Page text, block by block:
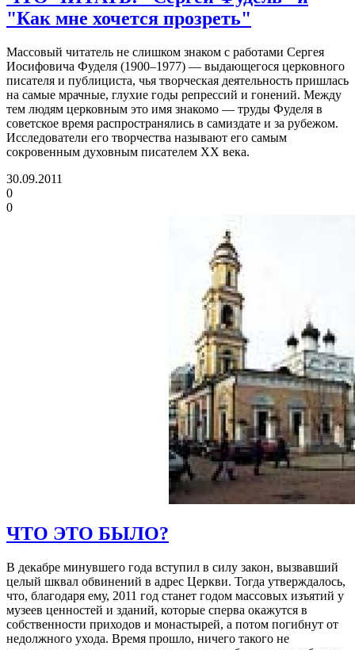
"Как мне хочется прозреть"
Массовый читатель не слишком знаком с работами Сергея
Иосифовича Фуделя (1900–1977) — выдающегося церковного
писателя и публициста, чья творческая деятельность пришлась
на самые мрачные, глухие годы репрессий и гонений. Между
тем людям церковным это имя знакомо — труды Фуделя в
советское время распространялись в самиздате и за рубежом.
Исследователи его творчества называют его самым
сокровенным духовным писателем XX века.
30.09.2011
0
0
ЧТО ЭТО БЫЛО?
В декабре минувшего года вступил в силу закон, вызвавший
целый шквал обвинений в адрес Церкви. Тогда утверждалось,
что, благодаря ему, 2011 год станет годом массовых изъятий у
музеев ценностей и зданий, которые сперва окажутся в
собственности приходов и монастырей, а потом погибнут от
недолжного ухода. Время прошло, ничего такого не